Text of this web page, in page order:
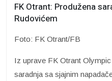
FK Otrant: Produžena
Rudovićem
Foto: FK Otrant/FB
Iz uprave FK Otrant
saradnja sa sjajnim